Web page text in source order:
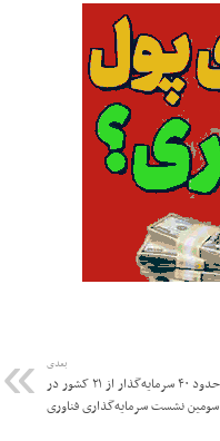
بعدی
حضور حدود ۴۰ سرمایه‌گذار از ۲۱ کشور در
سومین نشست سرمایه‌گذاری فناوری